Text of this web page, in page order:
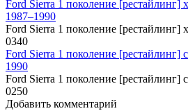
Ford Sierra 1 поколение [рестайлинг]
1987–1990
Ford Sierra 1 поколение [рестайлинг]
0340
Ford Sierra 1 поколение [рестайлинг]
1990
Ford Sierra 1 поколение [рестайлинг]
0250
Добавить комментарий